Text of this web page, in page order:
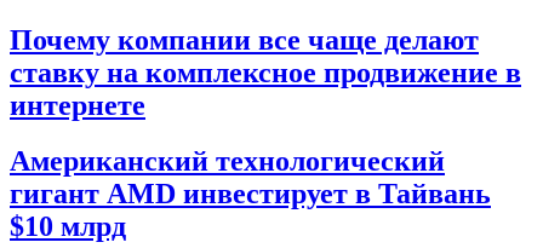
Почему компании все чаще делают
ставку на комплексное продвижение в
интернете
Американский технологический
гигант AMD инвестирует в Тайвань
$10 млрд